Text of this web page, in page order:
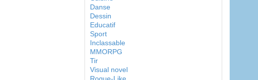
Danse
Dessin
Educatif
Sport
Inclassable
MMORPG
Tir
Visual novel